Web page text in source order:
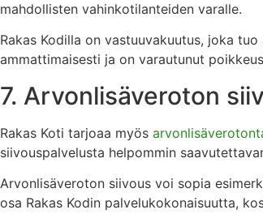
mahdollisten vahinkotilanteiden varalle.
Rakas Kodilla on vastuuvakuutus, joka
ammattimaisesti ja on varautunut
7. Arvonlisäveroton
Rakas Koti tarjoaa myös
siivouspalvelusta helpommin
Arvonlisäveroton siivous voi sopia
osa Rakas Kodin palvelukokonaisuutta,